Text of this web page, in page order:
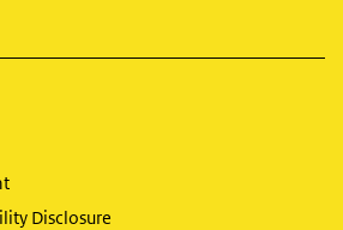
Disclosure